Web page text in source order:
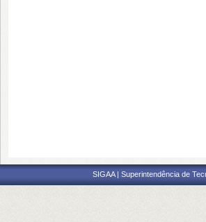
SIGAA | Superintendência de